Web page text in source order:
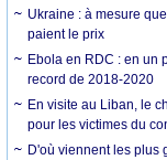
Ukraine : à mesure
paient le prix
Ebola en RDC : en un
record de 2018-2020
En visite au Liban, le
pour les victimes du
D'où viennent les plus